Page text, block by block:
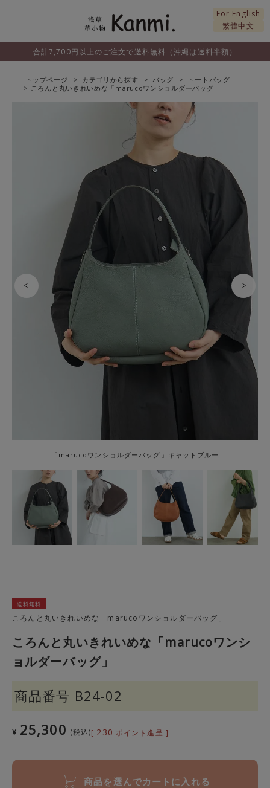
For English
繁體中文
合計7,700円以上のご注文で送料無料（沖縄は送料半額）
トップページ カテゴリから探す バッグ
トートバッグ
ころんと丸いきれいめな「marucoワンショルダーバッグ」
「marucoワンショルダーバッグ」キャットブルー
送料無料
ころんと丸いきれいめな「marucoワンショルダーバッグ」
ころんと丸いきれいめな「marucoワンシ
ョルダーバッグ」
商品番号 B24-02
¥ 25,300 税込 [ 230 ポイント進呈 ]
商品を選んでカートに入れる